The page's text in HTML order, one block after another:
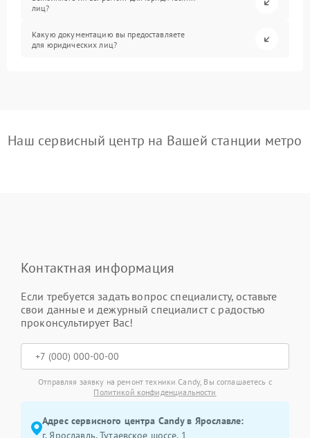
лиц?
Какую документацию вы предоставляете
для юридических лиц?
Наш сервисный центр на Вашей станции метро
Контактная информация
Если требуется задать вопрос специалисту, оставьте
свои данные и дежурный специалист с радостью
проконсультирует Вас!
Отправляя заявку на ремонт техники Candy, Вы соглашаетесь с
Политикой конфиденциальности
Адрес сервисного центра Candy в Ярославле:
г. Ярославль, Тутаевское шоссе, 1